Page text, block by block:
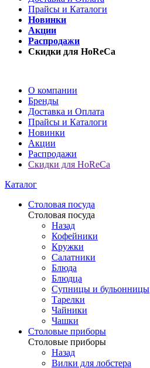
Прайсы и Каталоги
Новинки
Акции
Распродажи
Скидки для HoReCa
О компании
Бренды
Доставка и Оплата
Прайсы и Каталоги
Новинки
Акции
Распродажи
Скидки для HoReCa
Каталог
Столовая посуда
Столовая посуда
Назад
Кофейники
Кружки
Салатники
Блюда
Блюдца
Супницы и бульонницы
Тарелки
Чайники
Чашки
Cтоловые приборы
Cтоловые приборы
Назад
Вилки для лобстера